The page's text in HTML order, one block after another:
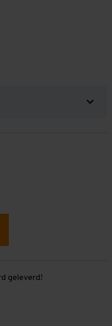
geleverd!